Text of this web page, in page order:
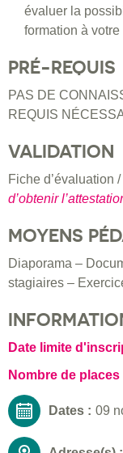
évaluer la
formation à
PRÉ-REQUIS
PAS DE
REQUIS
VALIDATION
Fiche d’évaluation
d’obtenir
MOYENS
Diaporama –
stagiaires –
Date limite
Nombre de places
Dates : 09